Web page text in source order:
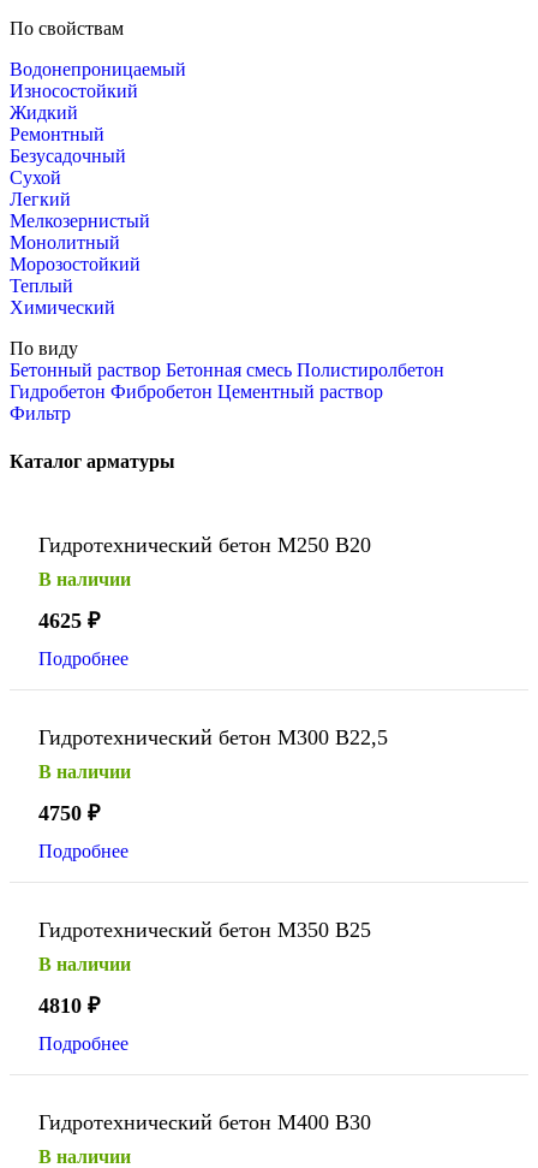
По свойствам
Водонепроницаемый
Износостойкий
Жидкий
Ремонтный
Безусадочный
Сухой
Легкий
Мелкозернистый
Монолитный
Морозостойкий
Теплый
Химический
По виду
Бетонный раствор Бетонная смесь Полистиролбетон
Гидробетон Фибробетон Цементный раствор
Фильтр
Каталог арматуры
Гидротехнический бетон М250 В20
В наличии
4625 ₽
Подробнее
Гидротехнический бетон М300 В22,5
В наличии
4750 ₽
Подробнее
Гидротехнический бетон М350 В25
В наличии
4810 ₽
Подробнее
Гидротехнический бетон М400 В30
В наличии